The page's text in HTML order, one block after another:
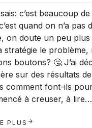
c’est beaucoup
quand on n’a
on doute un peu plus
stratégie le problème,
boutons? 🤔 J’ai
sur des résultats
comment font-ils
à creuser, à lire…
PLUS